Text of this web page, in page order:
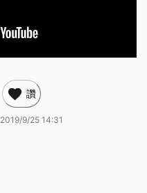
讚
2019/9/25 14:31